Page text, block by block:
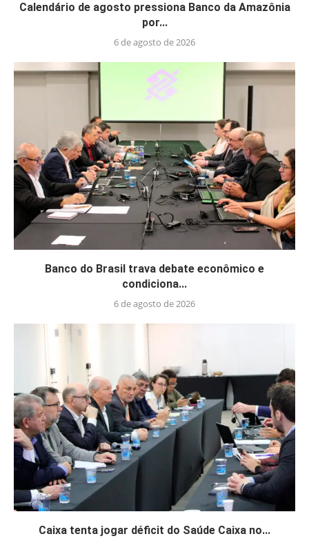
Calendário de agosto pressiona Banco da Amazônia
por...
6 de agosto de 2026
Banco do Brasil trava debate econômico e
condiciona...
6 de agosto de 2026
Caixa tenta jogar déficit do Saúde Caixa no...